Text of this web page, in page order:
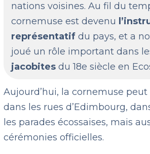
nations voisines. Au fil du
cornemuse est devenu
représentatif du pays, et a
joué un rôle important dans
jacobites du 18e siècle en
Aujourd’hui, la cornemuse
dans les rues d’Edimbourg,
les parades écossaises, mais
cérémonies officielles.